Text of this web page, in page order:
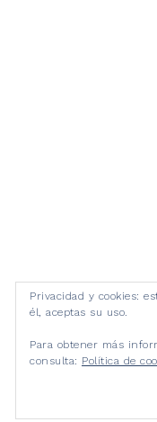
Privacidad y cookies:
él, aceptas su uso.
Para obtener más
consulta: Política de